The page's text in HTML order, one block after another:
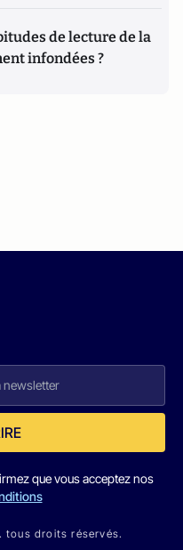
de lecture de la
infondées ?
que vous acceptez nos
tous droits réservés.